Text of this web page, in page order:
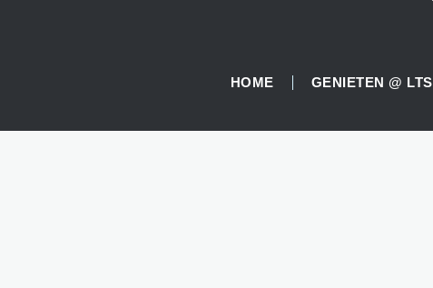
HOME GENIETEN @ LTS